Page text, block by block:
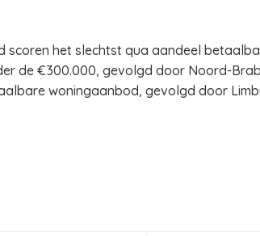
het slechtst qua aandeel
de €300.000, gevolgd door Noord-
woningaanbod, gevolgd door